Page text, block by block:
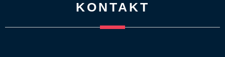
KONTAKT